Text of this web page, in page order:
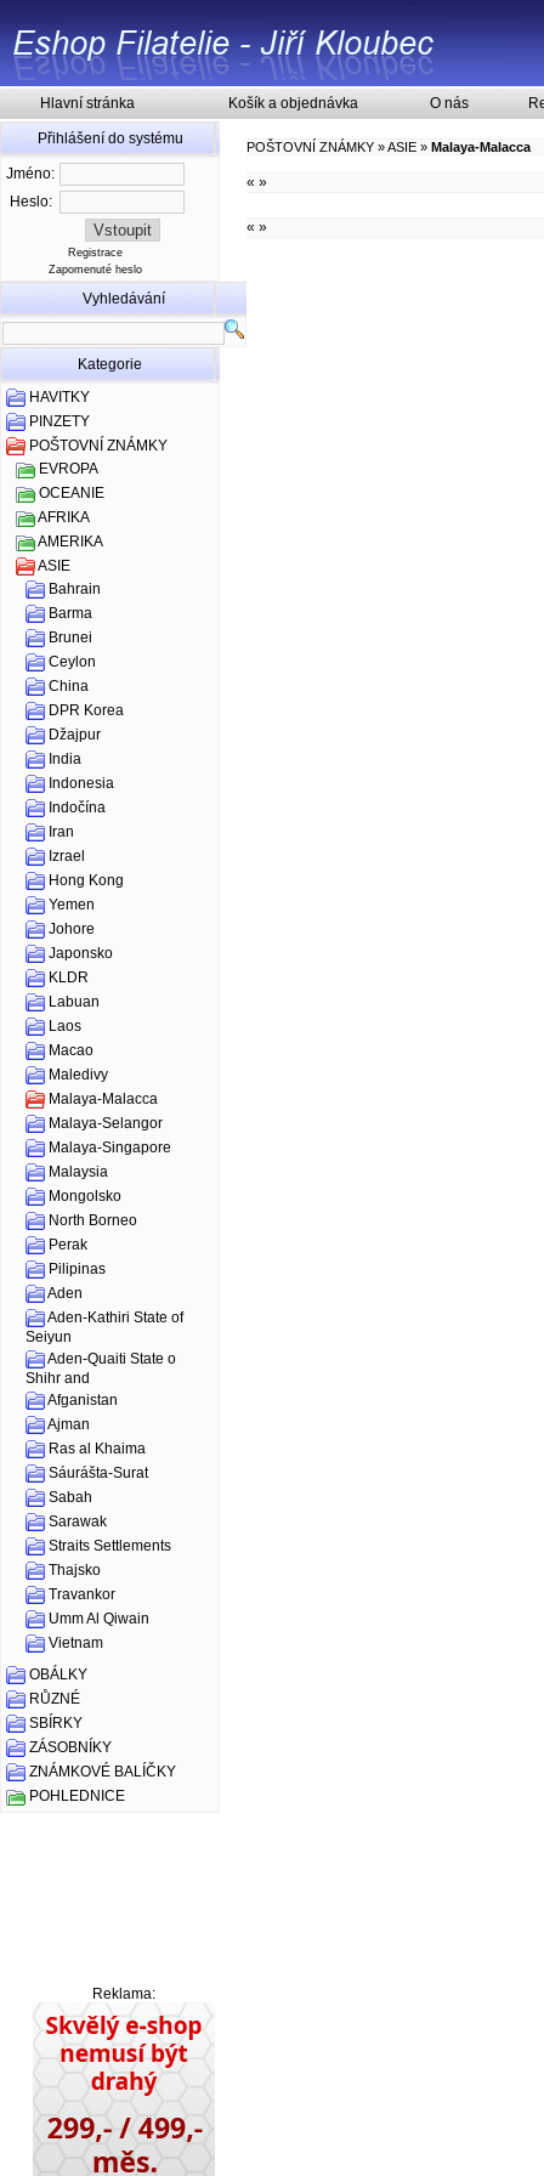
Hlavní stránka Košík a objednávka O nás
Přihlášení do systému
Jméno:
Heslo:
Registrace
Zapomenuté heslo
Vyhledávání
Kategorie
HAVITKY
PINZETY
POŠTOVNÍ ZNÁMKY
EVROPA
OCEANIE
AFRIKA
AMERIKA
ASIE
Bahrain
Barma
Brunei
Ceylon
China
DPR Korea
Džajpur
India
Indonesia
Indočína
Iran
Izrael
Hong Kong
Yemen
Johore
Japonsko
KLDR
Labuan
Laos
Macao
Maledivy
Malaya-Malacca
Malaya-Selangor
Malaya-Singapore
Malaysia
Mongolsko
North Borneo
Perak
Pilipinas
Aden
Aden-Kathiri State of
Seiyun
Aden-Quaiti State o
Shihr and
Afganistan
Ajman
Ras al Khaima
Sáurášta-Surat
Sabah
Sarawak
Straits Settlements
Thajsko
Travankor
Umm Al Qiwain
Vietnam
OBÁLKY
RŮZNÉ
SBÍRKY
ZÁSOBNÍKY
ZNÁMKOVÉ BALÍČKY
POHLEDNICE
Reklama:
POŠTOVNÍ ZNÁMKY »ASIE » Malaya-Malacca
« »
« »